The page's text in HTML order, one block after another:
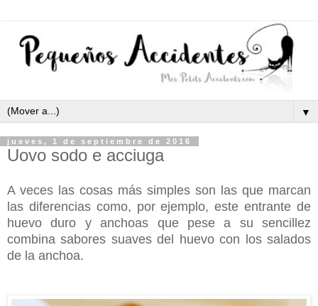
▼
jueves, 1 de septiembre de 2016
Uovo sodo e acciuga
A veces las cosas más simples son las que marcan
las diferencias como, por ejemplo, este entrante de
huevo duro y anchoas que pese a su sencillez
combina sabores suaves del huevo con los salados
de la anchoa.